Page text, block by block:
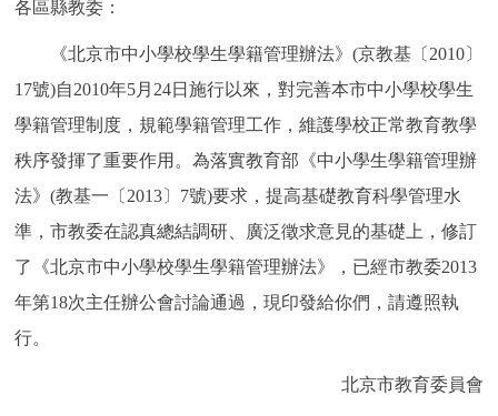
仲介服務 陽光政務
政民互動
參與調查 線上訪談 圖説互動
各區縣教委：
《北京市中小學校學生學籍管理辦法》(京教基〔2010〕
17號)自2010年5月24日施行以來，對完善本市中小學校學生
學籍管理制度，規範學籍管理工作，維護學校正常教育教學
秩序發揮了重要作用。為落實教育部《中小學生學籍管理辦
法》(教基一〔2013〕7號)要求，提高基礎教育科學管理水
準，市教委在認真總結調研、廣泛徵求意見的基礎上，修訂
了《北京市中小學校學生學籍管理辦法》，已經市教委2013
年第18次主任辦公會討論通過，現印發給你們，請遵照執
行。
北京市教育委員會